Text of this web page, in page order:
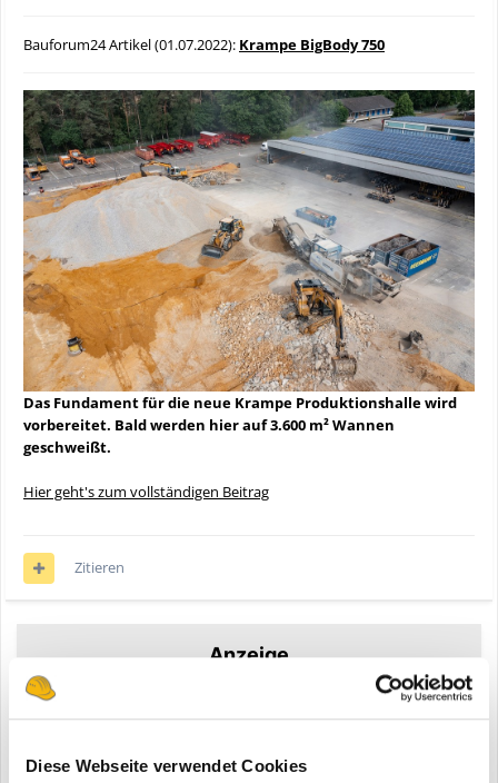
Diese Webseite verwendet Cookies
Bauforum24 Artikel (01.07.2022): Krampe BigBody 750
Das Fundament für die neue Krampe Produktionshalle wird
vorbereitet. Bald werden hier auf 3.600 m² Wannen
geschweißt.
Hier geht's zum vollständigen Beitrag
Zitieren
Anzeige
Registriere dich um diese Anzeige nicht mehr zu sehen.